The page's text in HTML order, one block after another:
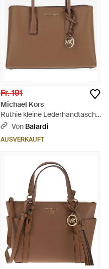
Fr. 191
Michael Kors
Ruthie kleine Lederhandtasche
- Braun
Von Balardi
AUSVERKAUFT